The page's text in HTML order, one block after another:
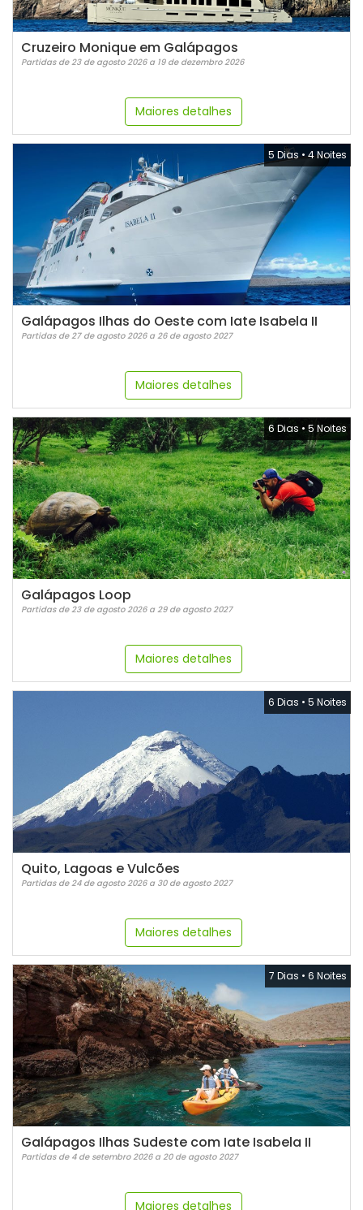
Cruzeiro Monique em Galápagos
Partidas de 23 de agosto 2026 a 19 de dezembro 2026
Maiores detalhes
5 Dias • 4 Noites
Galápagos Ilhas do Oeste com Iate Isabela II
Partidas de 27 de agosto 2026 a 26 de agosto 2027
Maiores detalhes
6 Dias • 5 Noites
Galápagos Loop
Partidas de 23 de agosto 2026 a 29 de agosto 2027
Maiores detalhes
6 Dias • 5 Noites
Quito, Lagoas e Vulcões
Partidas de 24 de agosto 2026 a 30 de agosto 2027
Maiores detalhes
7 Dias • 6 Noites
Galápagos Ilhas Sudeste com Iate Isabela II
Partidas de 4 de setembro 2026 a 20 de agosto 2027
Maiores detalhes